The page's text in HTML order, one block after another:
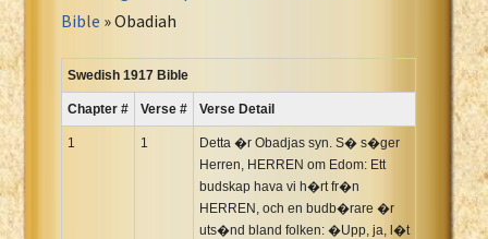
Russian Synodal 1876 Bible
Russian Synodal Bible Win-1251
Spanish RV 1909 Bible
Bible » Obadiah
Swedish 1917 Bible
Chapter # Verse # Verse Detail
1 1
Detta �r Obadjas syn. S� s�ger
Herren, HERREN om Edom: Ett
budskap hava vi h�rt fr�n
HERREN, och en budb�rare �r
uts�nd bland folken: �Upp, ja, l�t